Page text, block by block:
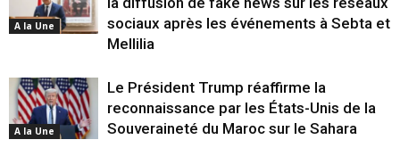
A la Une
sociaux après les événements à Sebta et
Mellilia
A la Une
Le Président Trump réaffirme la
reconnaissance par les États-Unis de la
Souveraineté du Maroc sur le Sahara